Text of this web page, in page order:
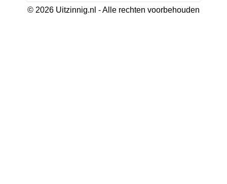
© 2026 Uitzinnig.nl - Alle rechten voorbehouden